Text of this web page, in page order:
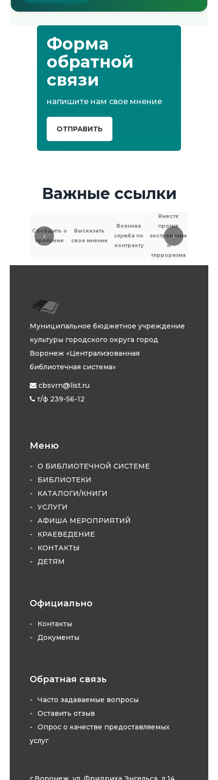
Форма
обратной
связи
напишите нам свое мнение
ОТПРАВИТЬ
Важные ссылки
‹
Сообщить о
проблеме
Высказать
свое мнение
Военная
служба по
контракту
Вместе
против
экстремизма
и
терроризма
›
Муниципальное бюджетное учреждение
культуры городского округа город
Воронеж «Централизованная
библиотечная система»
cbsvrn@list.ru
т/ф 239-56-12
Меню
О БИБЛИОТЕЧНОЙ СИСТЕМЕ
БИБЛИОТЕКИ
КАТАЛОГИ/КНИГИ
УСЛУГИ
АФИША МЕРОПРИЯТИЙ
КРАЕВЕДЕНИЕ
КОНТАКТЫ
ДЕТЯМ
Официально
Контакты
Документы
Обратная связь
Часто задаваемые вопросы
Оставить отзыв
Опрос о качестве предоставляемых
услуг